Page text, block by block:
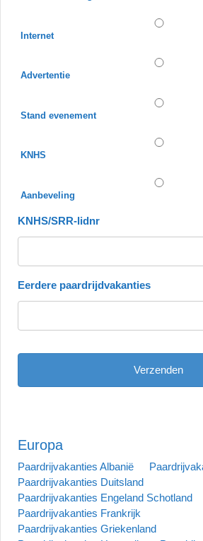
Internet
Advertentie
Stand evenement
KNHS
Aanbeveling
KNHS/SRR-lidnr
Eerdere paardrijdvakanties
Europa
Paardrijvakanties Albanië
Paardrijvakanties Duitsland
Paardrijvakanties Engeland Schotland
Paardrijvakanties Frankrijk
Paardrijvakanties Griekenland